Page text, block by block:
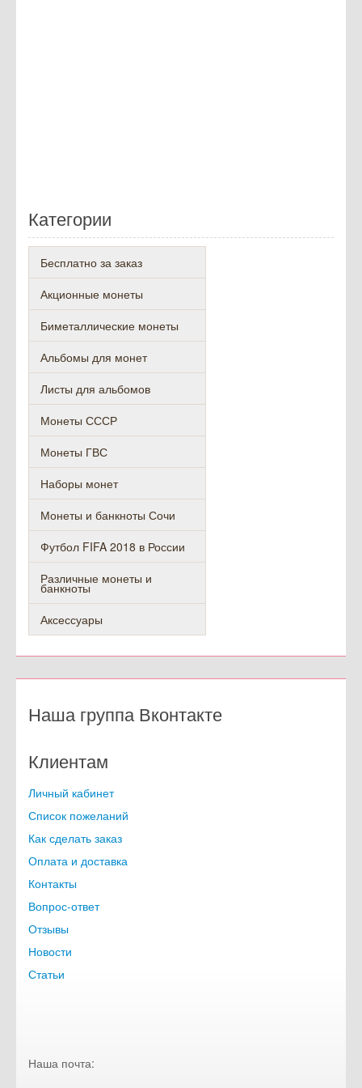
Категории
Бесплатно за заказ
Акционные монеты
Биметаллические монеты
Альбомы для монет
Листы для альбомов
Монеты СССР
Монеты ГВС
Наборы монет
Монеты и банкноты Сочи
Футбол FIFA 2018 в России
Различные монеты и
банкноты
Аксессуары
Наша группа Вконтакте
Клиентам
Личный кабинет
Список пожеланий
Как сделать заказ
Оплата и доставка
Контакты
Вопрос-ответ
Отзывы
Новости
Статьи
Наша почта: